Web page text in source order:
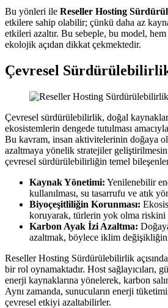
Bu yönleri ile Reseller Hosting
etkilere sahip olabilir; çünkü daha az
etkileri azaltır. Bu sebeple, bu model,
ekolojik açıdan dikkat çekmektedir.
Çevresel
Çevresel sürdürülebilirlik, doğal
ekosistemlerin dengede tutulması
Bu kavram, insan aktivitelerinin doğaya
azaltmaya yönelik stratejiler
çevresel sürdürülebilirliğin temel
Kaynak Yönetimi: Yenilenebilir
kullanılması, su tasarrufu ve atık
Biyoçeşitliliğin Korunması:
koruyarak, türlerin yok olma riskini
Karbon Ayak İzi Azaltma:
azaltmak, böylece iklim
Reseller Hosting Sürdürülebilirlik
bir rol oynamaktadır. Host sağlayıcıları,
enerji kaynaklarına yönelerek, karbon
Aynı zamanda, sunucuların enerji
çevresel etkiyi azaltabilirler.